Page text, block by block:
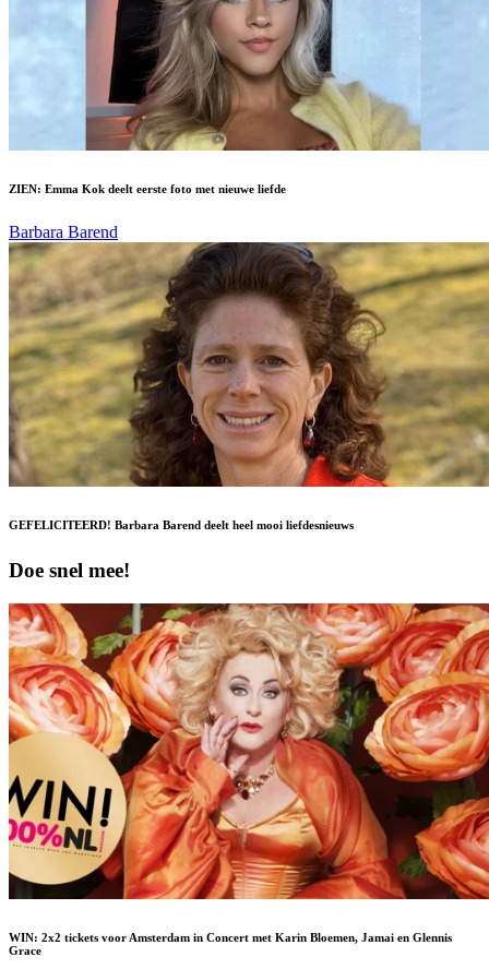
ZIEN: Emma Kok deelt eerste foto met nieuwe liefde
Barbara Barend
GEFELICITEERD! Barbara Barend deelt heel mooi liefdesnieuws
Doe snel mee!
WIN: 2x2 tickets voor Amsterdam in Concert met Karin Bloemen, Jamai en Glennis
Grace